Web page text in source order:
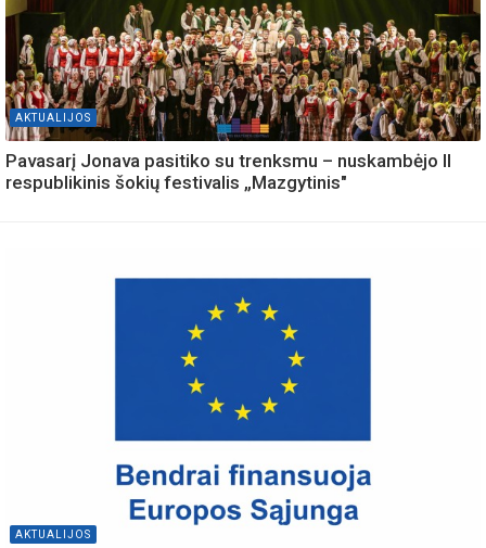
AKTUALIJOS
Pavasarį Jonava pasitiko su trenksmu – nuskambėjo II
respublikinis šokių festivalis „Mazgytinis"
AKTUALIJOS